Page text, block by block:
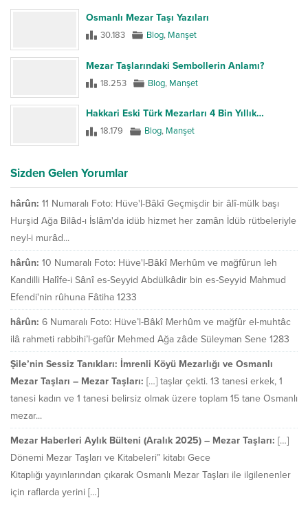
Osmanlı Mezar Taşı Yazıları
30.183 Blog, Manşet
Mezar Taşlarındaki Sembollerin Anlamı?
18.253 Blog, Manşet
Hakkari Eski Türk Mezarları 4 Bin Yıllık…
18.179 Blog, Manşet
Sizden Gelen Yorumlar
hârûn: 11 Numaralı Foto: Hüve'l-Bâkî Geçmişdir bir âlî-mülk başı
Hurşid Ağa Bilâd-ı İslâm'da idüb hizmet her zamân İdüb rütbeleriyle
neyl-i murâd...
hârûn: 10 Numaralı Foto: Hüve'l-Bâkî Merhûm ve mağfûrun leh
Kandilli Halîfe-i Sânî es-Seyyid Abdülkâdir bin es-Seyyid Mahmud
Efendi'nin rûhuna Fâtiha 1233
hârûn: 6 Numaralı Foto: Hüve’l-Bâkî Merhûm ve mağfûr el-muhtâc
ilâ rahmeti rabbihi’l-gafûr Mehmed Ağa zâde Süleyman Sene 1283
Şile’nin Sessiz Tanıkları: İmrenli Köyü Mezarlığı ve Osmanlı
Mezar Taşları – Mezar Taşları: […] taşlar çekti. 13 tanesi erkek, 1
tanesi kadın ve 1 tanesi belirsiz olmak üzere toplam 15 tane Osmanlı
mezar...
Mezar Haberleri Aylık Bülteni (Aralık 2025) – Mezar Taşları: […]
Dönemi Mezar Taşları ve Kitabeleri” kitabı Gece
Kitaplığı yayınlarından çıkarak Osmanlı Mezar Taşları ile ilgilenenler
için raflarda yerini […]